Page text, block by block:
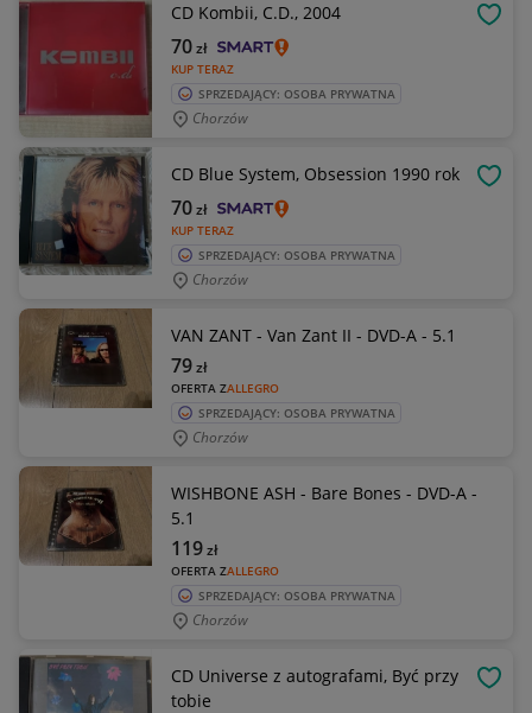
CD Kombii, C.D., 2004
KUP TERAZ
70zł
SPRZEDAJĄCY: OSOBA PRYWATNA
Chorzów
CD Blue System, Obsession 1990 rok
KUP TERAZ
70zł
SPRZEDAJĄCY: OSOBA PRYWATNA
Chorzów
VAN ZANT - Van Zant II - DVD-A - 5.1
OFERTA ZALLEGRO
79zł
SPRZEDAJĄCY: OSOBA PRYWATNA
Chorzów
WISHBONE ASH - Bare Bones - DVD-A -
5.1
OFERTA ZALLEGRO
119zł
SPRZEDAJĄCY: OSOBA PRYWATNA
Chorzów
CD Universe z autografami, Być przy
tobie